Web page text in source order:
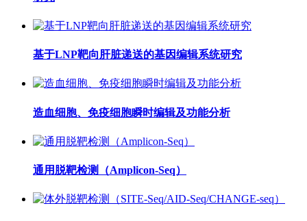
基于LNP靶向肝脏递送的基因编辑系统研究
造血细胞、免疫细胞瞬时编辑及功能分析
通用脱靶检测（Amplicon-Seq）